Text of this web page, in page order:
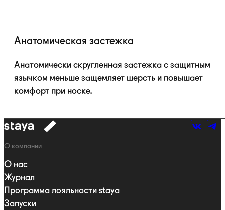
Анатомическая застежка
Анатомически скругленная застежка с защитным
язычком меньше защемляет шерсть и повышает
комфорт при носке.
к
Навигация
О компании
О нас
Журнал
Программа лояльности staya
Запуски